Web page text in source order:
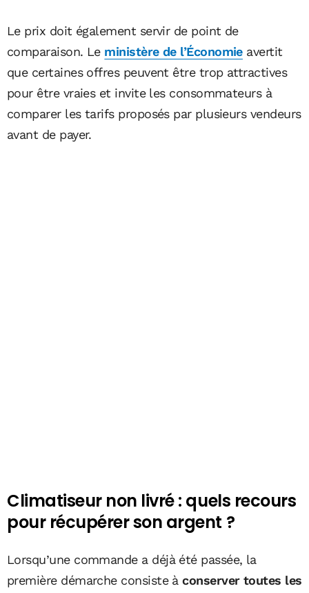
Le prix doit également servir de point de
comparaison. Le ministère de l’Économieavertit
que certaines offres peuvent être trop attractives
pour être vraies et invite les consommateurs à
comparer les tarifs proposés par plusieurs vendeurs
avant de payer.
Climatiseur non livré : quels recours
pour récupérer son argent ?
Lorsqu’une commande a déjà été passée, la
première démarche consiste àconserver toutes les